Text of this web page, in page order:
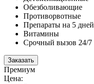
Обезболивающие
Противорвотные
Препараты на 5 дней
Витамины
Срочный вызов 24/7
Заказать
Премиум
Цена: